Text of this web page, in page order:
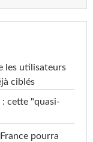
les utilisateurs
ciblés
: cette "quasi-
pourra